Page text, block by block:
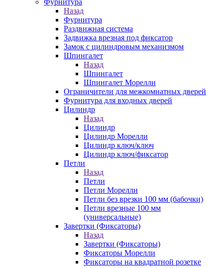
Фурнитура
Назад
Фурнитура
Раздвижная система
Задвижка врезная под фиксатор
Замок с цилиндровым механизмом
Шпингалет
Назад
Шпингалет
Шпингалет Морелли
Ограничители для межкомнатных дверей
Фурнитура для входных дверей
Цилиндр
Назад
Цилиндр
Цилиндр Морелли
Цилиндр ключ/ключ
Цилиндр ключ/фиксатор
Петли
Назад
Петли
Петли Морелли
Петли без врезки 100 мм (бабочки)
Петли врезные 100 мм
(универсальные)
Завертки (Фиксаторы)
Назад
Завертки (Фиксаторы)
Фиксаторы Морелли
Фиксаторы на квадратной розетке